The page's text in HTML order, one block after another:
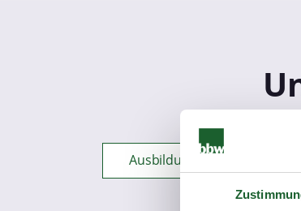
Ausbildung + Pädagogik